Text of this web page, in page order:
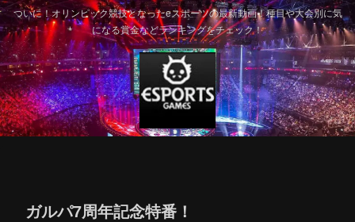
ついに！オリンピック競技となったeスポーツの最新動画！種目や大会別に気
になる賞金などランキングをチェック！
ガルパ7周年記念特番！